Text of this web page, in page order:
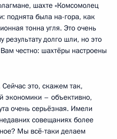
шахте «Комсомолец
поднята была на-гора, как
тонна угля. Это очень
результату долго шли, но это
честно: шахтёры настроены
Сейчас это, скажем так,
экономики – объективно,
очень серьёзная. Имели
совещаниях более
Мы всё-таки делаем